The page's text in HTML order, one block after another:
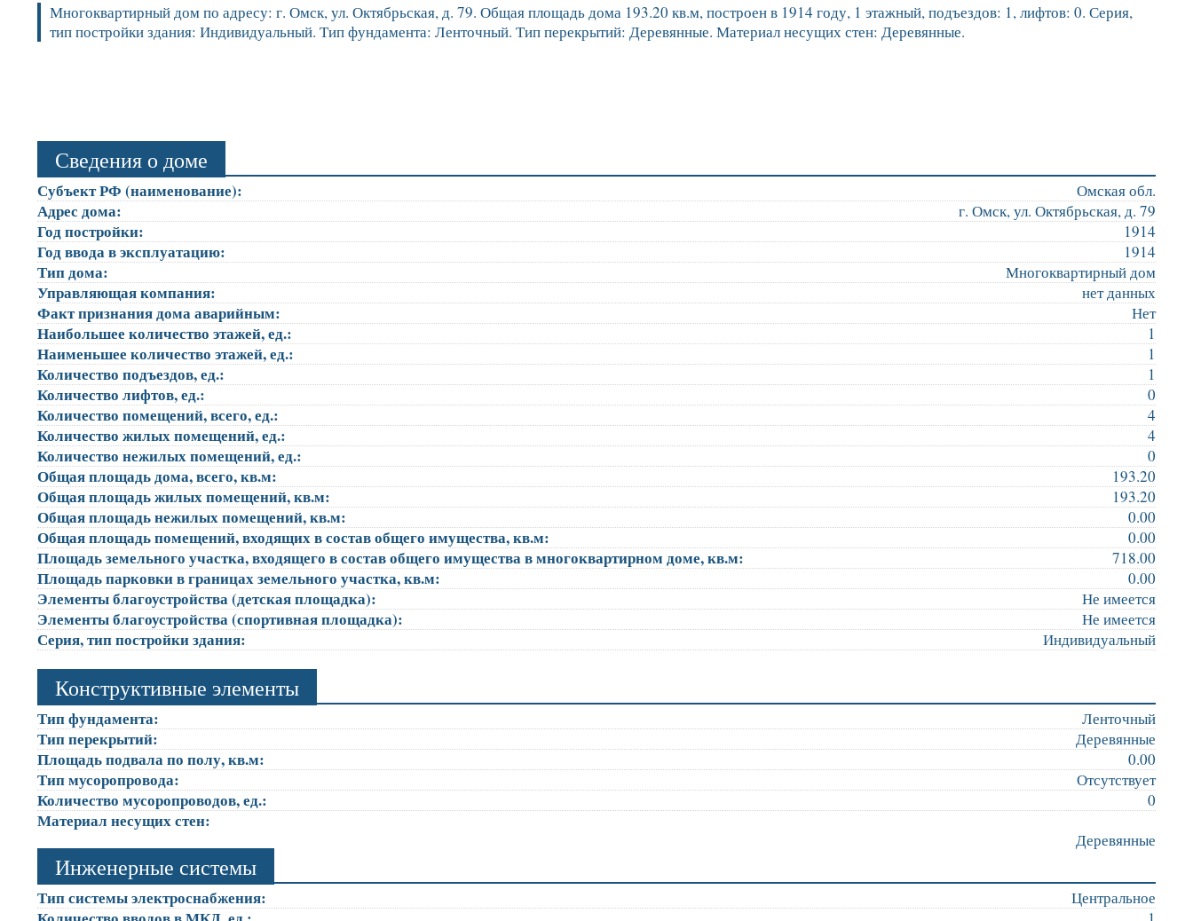
Многоквартирный дом по адресу: г. Омск, ул. Октябрьская, д. 79. Общая площадь дома 193.20 кв.м, построен в 1914 году, 1 этажный, подъездов: 1, лифтов: 0. Серия,
тип постройки здания: Индивидуальный. Тип фундамента: Ленточный. Тип перекрытий: Деревянные. Материал несущих стен: Деревянные.
Сведения о доме
Субъект РФ (наименование): Омская обл.
Адрес дома: г. Омск, ул. Октябрьская, д. 79
Год постройки: 1914
Год ввода в эксплуатацию: 1914
Тип дома: Многоквартирный дом
Управляющая компания: нет данных
Факт признания дома аварийным: Нет
Наибольшее количество этажей, ед.: 1
Наименьшее количество этажей, ед.: 1
Количество подъездов, ед.: 1
Количество лифтов, ед.: 0
Количество помещений, всего, ед.: 4
Количество жилых помещений, ед.: 4
Количество нежилых помещений, ед.: 0
Общая площадь дома, всего, кв.м: 193.20
Общая площадь жилых помещений, кв.м: 193.20
Общая площадь нежилых помещений, кв.м: 0.00
Общая площадь помещений, входящих в состав общего имущества, кв.м: 0.00
Площадь земельного участка, входящего в состав общего имущества в многоквартирном доме, кв.м: 718.00
Площадь парковки в границах земельного участка, кв.м: 0.00
Элементы благоустройства (детская площадка): Не имеется
Элементы благоустройства (спортивная площадка): Не имеется
Серия, тип постройки здания: Индивидуальный
Конструктивные элементы
Тип фундамента: Ленточный
Тип перекрытий: Деревянные
Площадь подвала по полу, кв.м: 0.00
Тип мусоропровода: Отсутствует
Количество мусоропроводов, ед.: 0
Материал несущих стен:
Деревянные
Инженерные системы
Тип системы электроснабжения: Центральное